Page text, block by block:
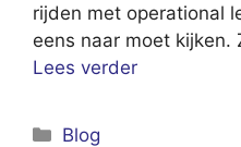
rijden met operational
eens naar moet
Lees verder
Categorieën
Blog